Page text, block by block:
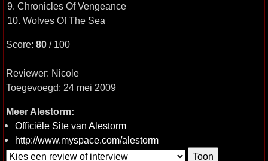
9. Chronicles Of Vengeance
10. Wolves Of The Sea
Score: 80 / 100
Reviewer: Nicole
Toegevoegd: 24 mei 2009
Meer Alestorm:
Officiële Site van Alestorm
http://www.myspace.com/alestorm